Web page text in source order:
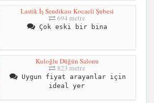
Lastik İş Sendikası Kocaeli Şubesi
694 metre
Çok eski bir bina
Kuloğlu Düğün Salonu
823 metre
Uygun fiyat arayanlar için
ideal yer